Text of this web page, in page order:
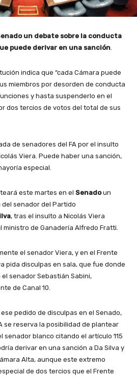
un debate sobre la conducta
puede derivar en una sanción
indica que “cada Cámara puede
miembros por desorden de conducta
y hasta suspenderlo en el
dos tercios de votos del total de sus
de senadores del FA por el insulto
Viera. Puede haber una sanción,
especial.
este martes en el Senadoun
senador del Partido
, tras el insulto a Nicolás Viera
de Ganadería Alfredo Fratti.
el senador Viera, y en el Frente
pida disculpas en sala, que fue donde
senador Sebastián Sabini,
de Canal 10.
pedido de disculpas en el Senado,
se reserva la posibilidad de plantear
senador blanco citando el artículo 115
derivar en una sanción a Da Silva y
Alta, aunque este extremo
de dos tercios que el Frente